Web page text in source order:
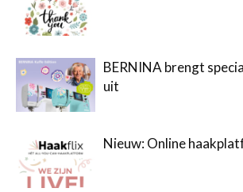
BERNINA brengt
uit
Nieuw: Online